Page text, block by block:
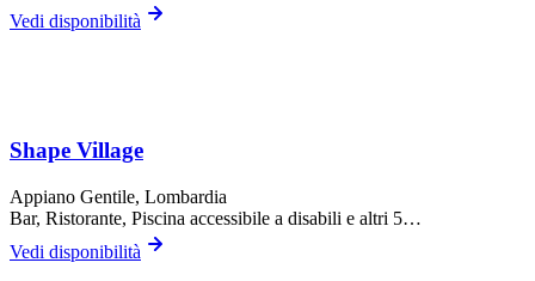
Vedi disponibilità
Shape Village
Appiano Gentile, Lombardia
Bar, Ristorante, Piscina accessibile a disabili e altri 5…
Vedi disponibilità